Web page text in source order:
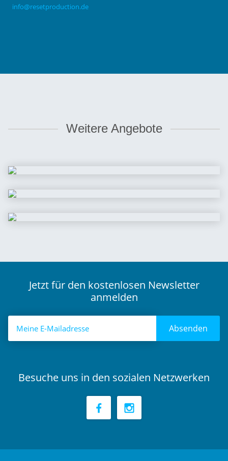
info@resetproduction.de
Weitere Angebote
Jetzt für den kostenlosen Newsletter
anmelden
Absenden
Besuche uns in den sozialen Netzwerken